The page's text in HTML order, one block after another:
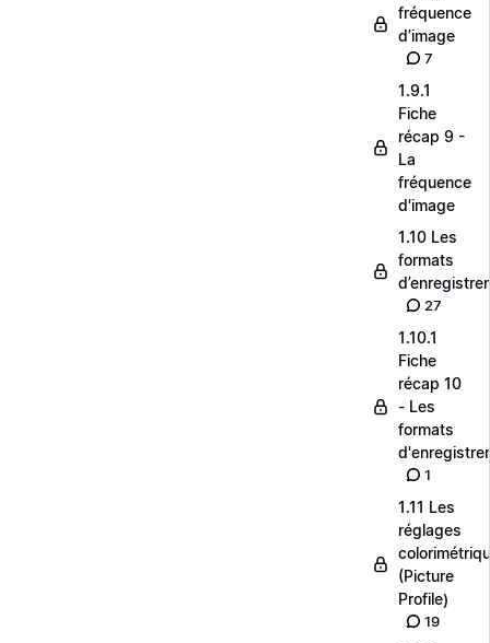
fréquence
d’image
7
1.9.1
Fiche
récap 9 -
La
fréquence
d'image
1.10 Les
formats
27
1.10.1
Fiche
récap 10
- Les
formats
1
1.11 Les
réglages
(Picture
Profile)
19